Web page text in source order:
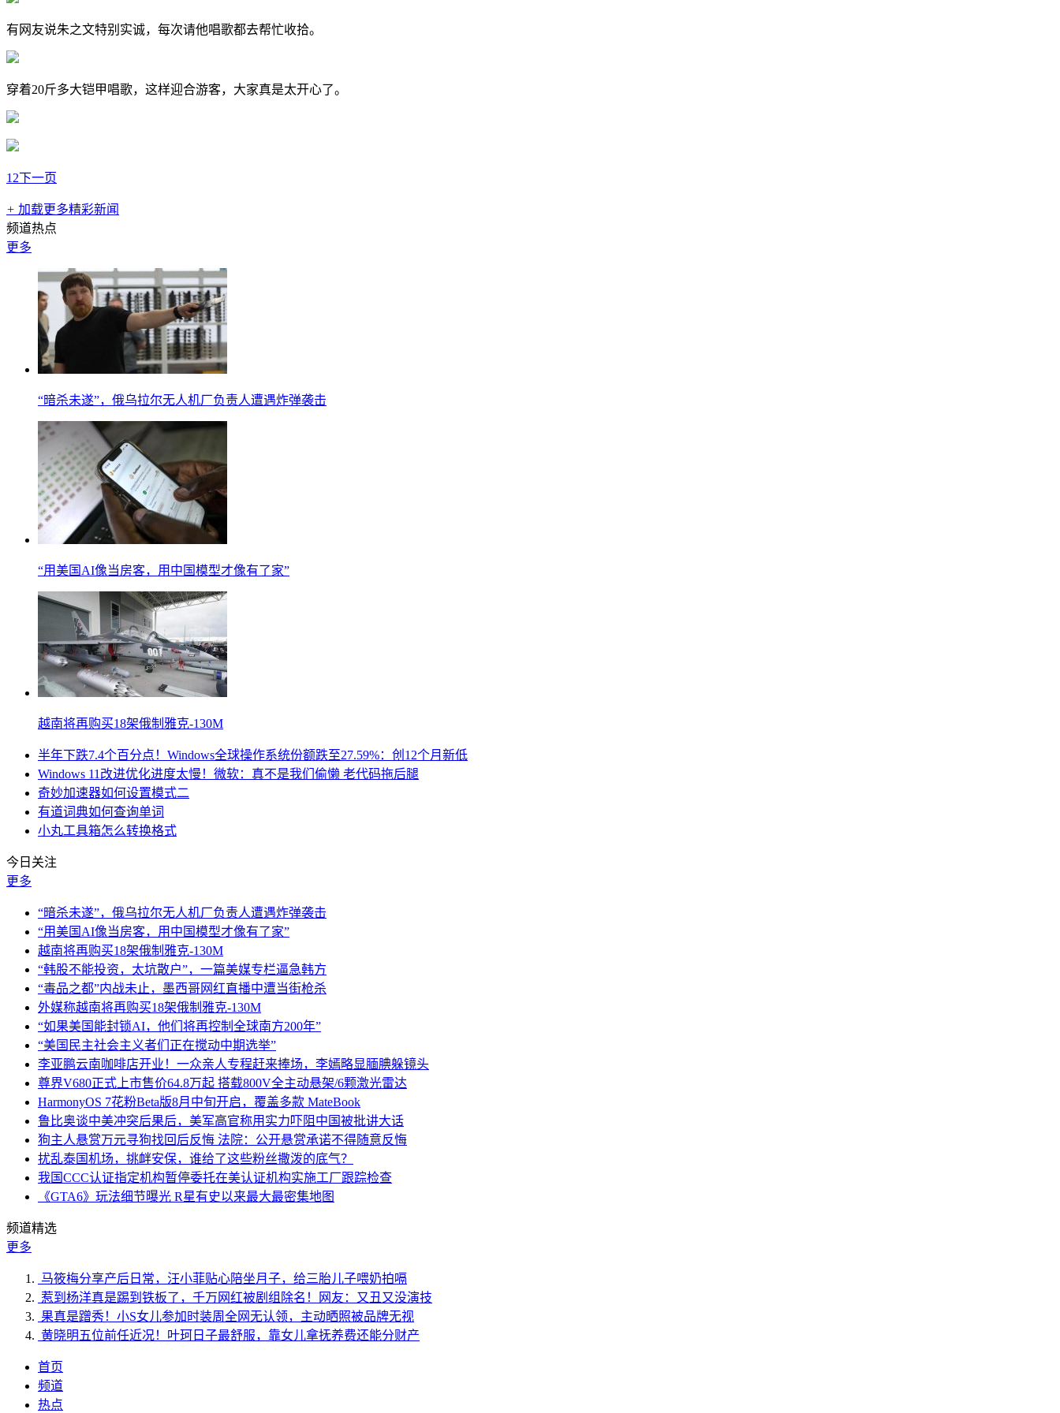
有网友说朱之文特别实诚，每次请他唱歌都去帮忙收拾。
穿着20斤多大铠甲唱歌，这样迎合游客，大家真是太开心了。
1 2下一页
+ 加载更多精彩新闻
频道热点
更多
“暗杀未遂”，俄乌拉尔无人机厂负责人遭遇炸弹袭击
“用美国AI像当房客，用中国模型才像有了家”
越南将再购买18架俄制雅克-130M
半年下跌7.4个百分点！Windows全球操作系统份额跌至27.59%：创12个月新低
Windows 11改进优化进度太慢！微软：真不是我们偷懒 老代码拖后腿
奇妙加速器如何设置模式二
有道词典如何查询单词
小丸工具箱怎么转换格式
今日关注
更多
“暗杀未遂”，俄乌拉尔无人机厂负责人遭遇炸弹袭击
“用美国AI像当房客，用中国模型才像有了家”
越南将再购买18架俄制雅克-130M
“韩股不能投资，太坑散户”，一篇美媒专栏逼急韩方
“毒品之都”内战未止，墨西哥网红直播中遭当街枪杀
外媒称越南将再购买18架俄制雅克-130M
“如果美国能封锁AI，他们将再控制全球南方200年”
“美国民主社会主义者们正在搅动中期选举”
李亚鹏云南咖啡店开业！一众亲人专程赶来捧场，李嫣略显腼腆躲镜头
尊界V680正式上市售价64.8万起 搭载800V全主动悬架/6颗激光雷达
HarmonyOS 7花粉Beta版8月中旬开启，覆盖多款 MateBook
鲁比奥谈中美冲突后果后，美军高官称用实力吓阻中国被批讲大话
狗主人悬赏万元寻狗找回后反悔 法院：公开悬赏承诺不得随意反悔
扰乱泰国机场，挑衅安保，谁给了这些粉丝撒泼的底气？
我国CCC认证指定机构暂停委托在美认证机构实施工厂跟踪检查
《GTA6》玩法细节曝光 R星有史以来最大最密集地图
频道精选
更多
马筱梅分享产后日常，汪小菲贴心陪坐月子，给三胎儿子喂奶拍嗝
惹到杨洋真是踢到铁板了，千万网红被剧组除名！网友：又丑又没演技
果真是蹭秀！小S女儿参加时装周全网无认领，主动晒照被品牌无视
黄晓明五位前任近况！叶珂日子最舒服，靠女儿拿抚养费还能分财产
首页
频道
热点